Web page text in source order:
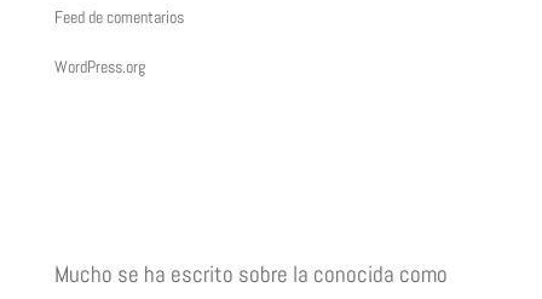
Feed de comentarios
WordPress.org
Mucho se ha escrito sobre la conocida como